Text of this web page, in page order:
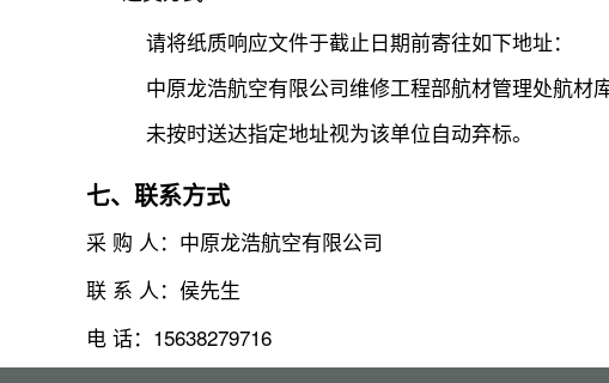
请将纸质响应文件于截止日期前寄往如下地址：
中原龙浩航空有限公司维修工程部航材管理处航材
未按时送达指定地址视为该单位自动弃标。
七、联系方式
采 购 人：中原龙浩航空有限公司
联 系 人：侯先生
电 话：15638279716